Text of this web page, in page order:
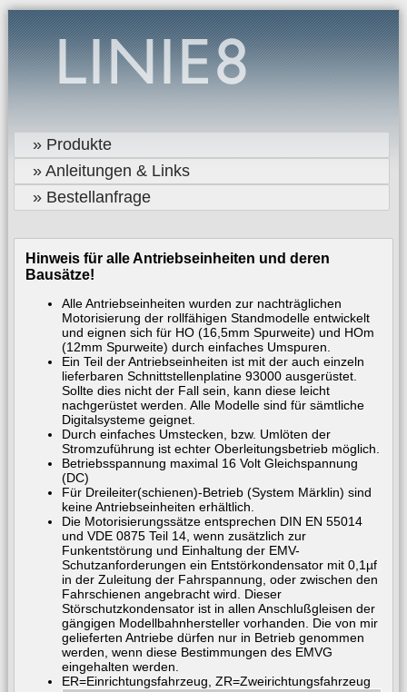
» Produkte
» Anleitungen & Links
» Bestellanfrage
Hinweis für alle Antriebseinheiten und deren
Bausätze!
Alle Antriebseinheiten wurden zur nachträglichen
Motorisierung der rollfähigen Standmodelle entwickelt
und eignen sich für HO (16,5mm Spurweite) und HOm
(12mm Spurweite) durch einfaches Umspuren.
Ein Teil der Antriebseinheiten ist mit der auch einzeln
lieferbaren Schnittstellenplatine 93000 ausgerüstet.
Sollte dies nicht der Fall sein, kann diese leicht
nachgerüstet werden. Alle Modelle sind für sämtliche
Digitalsysteme geignet.
Durch einfaches Umstecken, bzw. Umlöten der
Stromzuführung ist echter Oberleitungsbetrieb möglich.
Betriebsspannung maximal 16 Volt Gleichspannung
(DC)
Für Dreileiter(schienen)-Betrieb (System Märklin) sind
keine Antriebseinheiten erhältlich.
Die Motorisierungssätze entsprechen DIN EN 55014
und VDE 0875 Teil 14, wenn zusätzlich zur
Funkentstörung und Einhaltung der EMV-
Schutzanforderungen ein Entstörkondensator mit 0,1µf
in der Zuleitung der Fahrspannung, oder zwischen den
Fahrschienen angebracht wird. Dieser
Störschutzkondensator ist in allen Anschlußgleisen der
gängigen Modellbahnhersteller vorhanden. Die von mir
gelieferten Antriebe dürfen nur in Betrieb genommen
werden, wenn diese Bestimmungen des EMVG
eingehalten werden.
ER=Einrichtungsfahrzeug, ZR=Zweirichtungsfahrzeug